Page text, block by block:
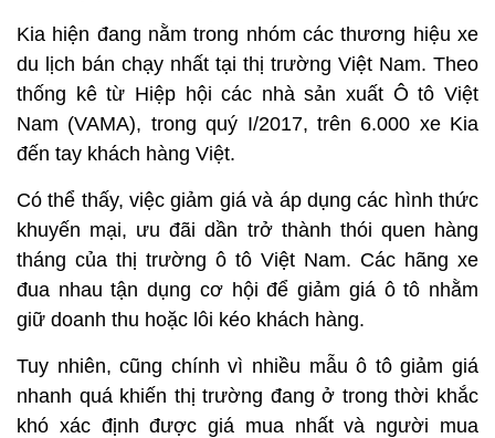
Kia hiện đang nằm trong nhóm các thương hiệu xe
du lịch bán chạy nhất tại thị trường Việt Nam. Theo
thống kê từ Hiệp hội các nhà sản xuất Ô tô Việt
Nam (VAMA), trong quý I/2017, trên 6.000 xe Kia
đến tay khách hàng Việt.
Có thể thấy, việc giảm giá và áp dụng các hình thức
khuyến mại, ưu đãi dần trở thành thói quen hàng
tháng của thị trường ô tô Việt Nam. Các hãng xe
đua nhau tận dụng cơ hội để giảm giá ô tô nhằm
giữ doanh thu hoặc lôi kéo khách hàng.
Tuy nhiên, cũng chính vì nhiều mẫu ô tô giảm giá
nhanh quá khiến thị trường đang ở trong thời khắc
khó xác định được giá mua nhất và người mua